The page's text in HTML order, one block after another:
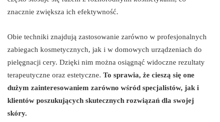
znacznie zwiększa ich efektywność.
Obie techniki znajdują zastosowanie zarówno w profesjonalnych
zabiegach kosmetycznych, jak i w domowych urządzeniach do
pielęgnacji cery. Dzięki nim można osiągnąć widoczne rezultaty
terapeutyczne oraz estetyczne. To sprawia, że cieszą się one
dużym zainteresowaniem zarówno wśród specjalistów, jak i
klientów poszukujących skutecznych rozwiązań dla swojej
skóry.